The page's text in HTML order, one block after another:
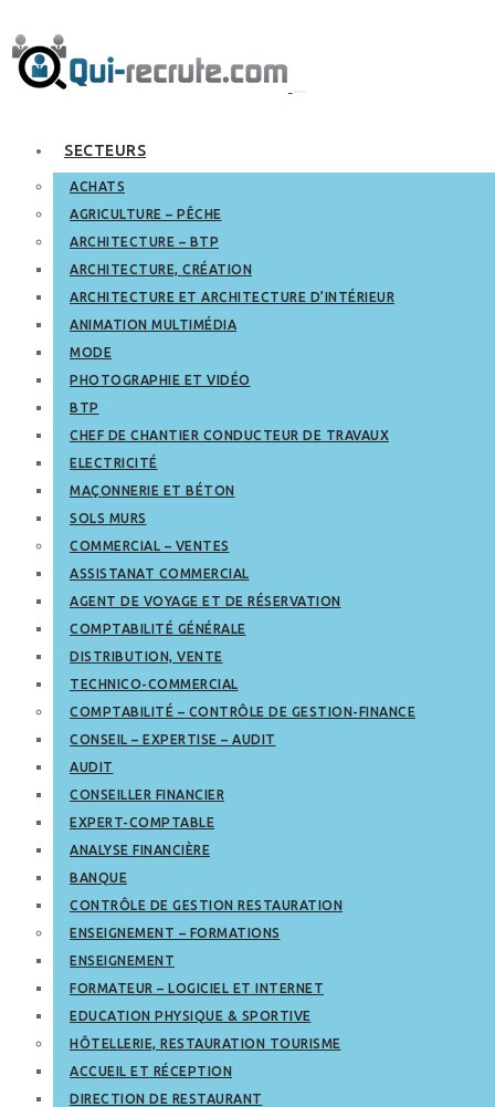
SECTEURS
ACHATS
AGRICULTURE – PÊCHE
ARCHITECTURE – BTP
ARCHITECTURE, CRÉATION
ARCHITECTURE ET ARCHITECTURE D’INTÉRIEUR
ANIMATION MULTIMÉDIA
MODE
PHOTOGRAPHIE ET VIDÉO
BTP
CHEF DE CHANTIER CONDUCTEUR DE TRAVAUX
ELECTRICITÉ
MAÇONNERIE ET BÉTON
SOLS MURS
COMMERCIAL – VENTES
ASSISTANAT COMMERCIAL
AGENT DE VOYAGE ET DE RÉSERVATION
COMPTABILITÉ GÉNÉRALE
DISTRIBUTION, VENTE
TECHNICO-COMMERCIAL
COMPTABILITÉ – CONTRÔLE DE GESTION-FINANCE
CONSEIL – EXPERTISE – AUDIT
AUDIT
CONSEILLER FINANCIER
EXPERT-COMPTABLE
ANALYSE FINANCIÈRE
BANQUE
CONTRÔLE DE GESTION RESTAURATION
ENSEIGNEMENT – FORMATIONS
ENSEIGNEMENT
FORMATEUR – LOGICIEL ET INTERNET
EDUCATION PHYSIQUE & SPORTIVE
HÔTELLERIE, RESTAURATION TOURISME
ACCUEIL ET RÉCEPTION
DIRECTION DE RESTAURANT